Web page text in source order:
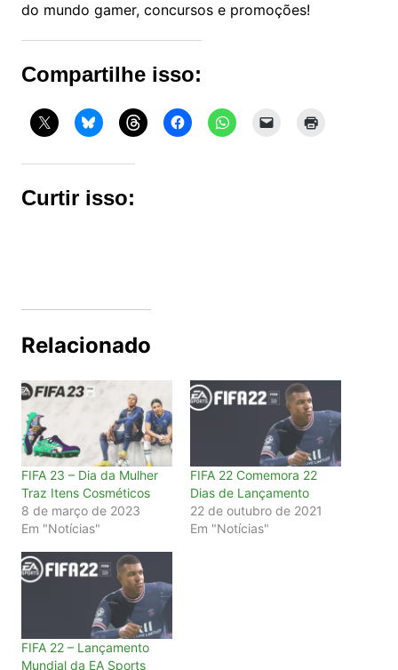
do mundo gamer, concursos e promoções!
Compartilhe isso:
Curtir isso:
Relacionado
FIFA 23 – Dia da Mulher
Traz Itens Cosméticos
8 de março de 2023
Em "Notícias"
FIFA 22 Comemora 22
Dias de Lançamento
22 de outubro de 2021
Em "Notícias"
FIFA 22 – Lançamento
Mundial da EA Sports